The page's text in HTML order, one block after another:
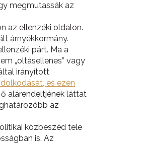
megmutassák az
az ellenzéki oldalon.
árnyékkormány.
párt. Ma a
„oltásellenes” vagy
irányított
és ezen
alárendeltjének láttat
az
közbeszéd tele
is. Az